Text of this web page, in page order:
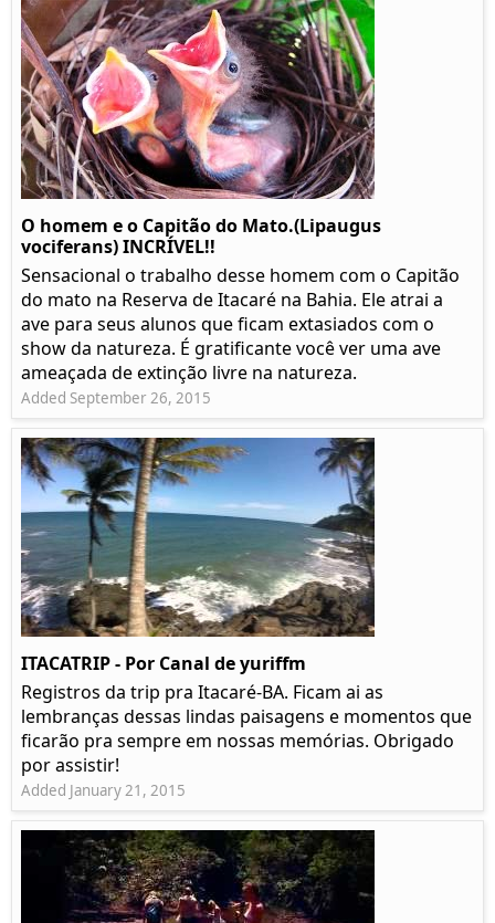
O homem e o Capitão do Mato.(Lipaugus
vociferans) INCRÍVEL!!
Sensacional o trabalho desse homem com o Capitão
do mato na Reserva de Itacaré na Bahia. Ele atrai a
ave para seus alunos que ficam extasiados com o
show da natureza. É gratificante você ver uma ave
ameaçada de extinção livre na natureza.
Added September 26, 2015
ITACATRIP - Por Canal de yuriffm
Registros da trip pra Itacaré-BA. Ficam ai as
lembranças dessas lindas paisagens e momentos que
ficarão pra sempre em nossas memórias. Obrigado
por assistir!
Added January 21, 2015